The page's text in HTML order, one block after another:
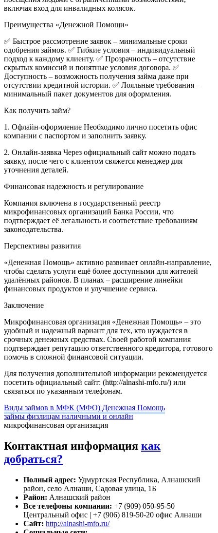
включая вход для инвалидных колясок.
Преимущества «Денежной Помощи»
✅ Быстрое рассмотрение заявок – минимальные сроки
одобрения займов. ✅ Гибкие условия – индивидуальный
подход к каждому клиенту. ✅ Прозрачность – отсутствие
скрытых комиссий и понятные условия договора. ✅
Доступность – возможность получения займа даже при
отсутствии кредитной истории. ✅ Лояльные требования –
минимальный пакет документов для оформления.
Как получить займ?
1. Офлайн-оформление Необходимо лично посетить офис
компании с паспортом и заполнить заявку.
2. Онлайн-заявка Через официальный сайт можно подать
заявку, после чего с клиентом свяжется менеджер для
уточнения деталей.
Финансовая надежность и регулирование
Компания включена в государственный реестр
микрофинансовых организаций Банка России, что
подтверждает её легальность и соответствие требованиям
законодательства.
Перспективы развития
«Денежная Помощь» активно развивает онлайн-направление,
чтобы сделать услуги ещё более доступными для жителей
удалённых районов. В планах – расширение линейки
финансовых продуктов и улучшение сервиса.
Заключение
Микрофинансовая организация «Денежная Помощь» – это
удобный и надежный вариант для тех, кто нуждается в
срочных денежных средствах. Своей работой компания
подтверждает репутацию ответственного кредитора, готового
помочь в сложной финансовой ситуации.
Для получения дополнительной информации рекомендуется
посетить официальный сайт: (http://alnashi-mfo.ru/) или
связаться по указанным телефонам.
Виды займов в МФК (МФО) Денежная Помощь
займы физлицам наличными и онлайн
микрофинансовая организация
Контактная информация как
добраться?
Полный адрес: Удмуртская Республика, Алнашский
район, село Алнаши, Садовая улица, 1Б
Район: Алнашский район
Все телефоны компании: +7 (909) 050-95-50
Центральный офис | +7 (906) 819-50-20 офис Алнаши
Сайт: http://alnashi-mfo.ru/